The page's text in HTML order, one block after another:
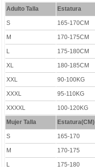
Adulto Talla
Estatura
S 165-170CM
M 170-175CM
L 175-180CM
XL 180-185CM
XXL 90-100KG
XXXL 95-110KG
XXXXL 100-120KG
Mujer Talla Estatura(CM)
S 165-170
M 170-175
L 175-180